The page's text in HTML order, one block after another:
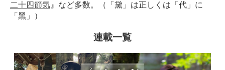
二十四節気 』など多数。（「黛」は正しくは「代」に
「黑」）
連載一覧